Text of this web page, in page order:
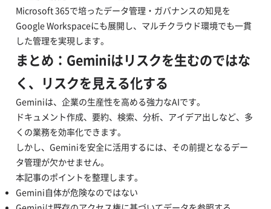
Microsoft 365で培ったデータ管理・ガバナンスの知見を
Google Workspaceにも展開し、マルチクラウド環境でも一貫
した管理を実現します。
まとめ：Geminiはリスクを生むのではな
く、リスクを見える化する
Geminiは、企業の生産性を高める強力なAIです。
ドキュメント作成、要約、検索、分析、アイデア出しなど、多
くの業務を効率化できます。
しかし、Geminiを安全に活用するには、その前提となるデー
タ管理が欠かせません。
本記事のポイントを整理します。
Gemini自体が危険なのではない